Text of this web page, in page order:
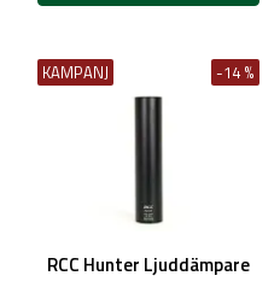
KAMPANJ -14 %
RCC Hunter Ljuddämpare